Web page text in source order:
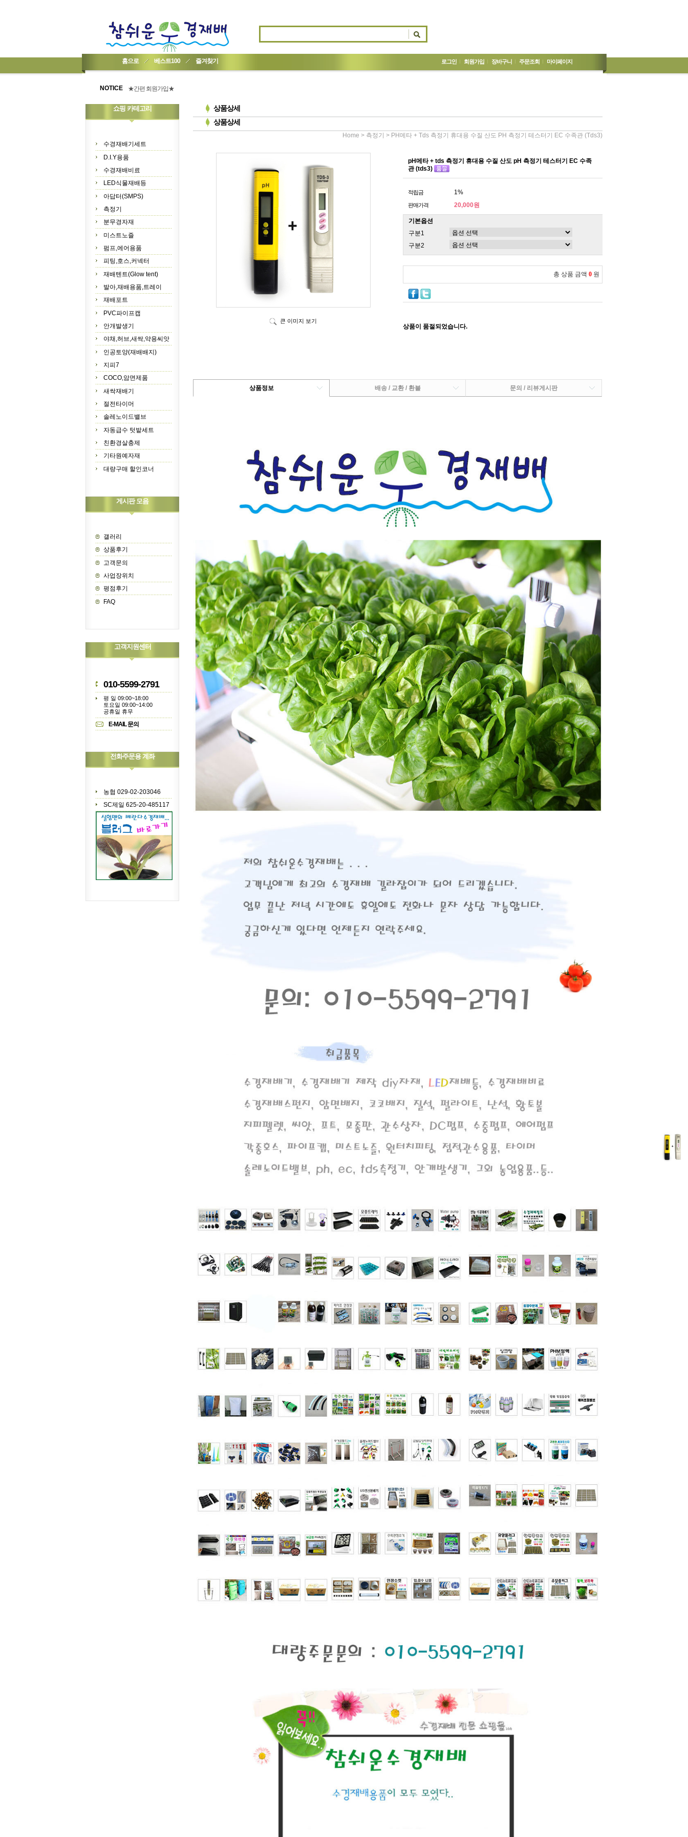
홈으로 베스트100 즐겨찾기 로그인 회원가입 장바구니 주문조회 마이페이지
NOTICE
★기업회원가입 방법..
★간편 회원가입★
쇼핑 카테고리
수경재배기세트
D.I.Y용품
수경재배비료
LED식물재배등
아답터(SMPS)
측정기
분무경자재
미스트노즐
펌프,에어용품
피팅,호스,커넥터
재배텐트(Glow tent)
발아,재배용품,트레이
재배포트
PVC파이프캡
안개발생기
야채,허브,새싹,약용씨앗
인공토양(재배배지)
지피7
COCO,암면제품
새싹재배기
절전타이머
솔레노이드밸브
자동급수 텃밭세트
친환경살충제
기타원예자재
대량구매 할인코너
게시판 모음
갤러리
상품후기
고객문의
사업장위치
평점후기
FAQ
고객지원센터
010-5599-2791
평 일 09:00~18:00
토요일 09:00~14:00
공휴일 휴무
E-MAIL 문의
전화주문용 계좌
농협 029-02-203046
SC제일 625-20-485117
상품상세
상품상세
Home > 측정기 > PH메타 + Tds 측정기 휴대용 수질 산도 PH 측정기 테스터기 EC 수족관 (tds3)
큰 이미지 보기
pH메타 + tds 측정기 휴대용 수질 산도 pH 측정기 테스터기 EC 수족
관 (tds3)
적립금 1%
판매가격 20,000원
기본옵션
구분1
구분2
총 상품 금액 0 원
상품이 품절되었습니다.
상품정보 배송 / 교환 / 환불 문의 / 리뷰게시판